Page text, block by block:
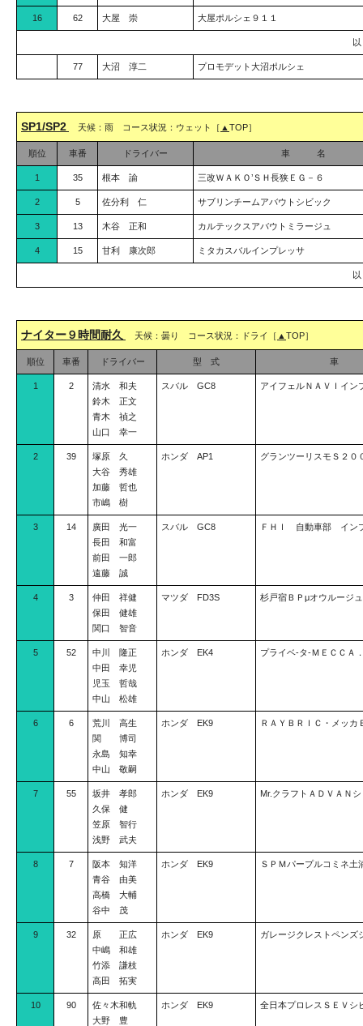
16 62 大屋 崇 大屋ポルシェ９１１
77 大沼 淳二 プロモデット大沼ポルシェ
SP1/SP2 天候：雨 コース状況：ウェット［ ▲ TOP］
順位 車番 ドライバー 車 名
1 35 根本 諭 三改ＷＡＫＯ’ＳＨ長狭ＥＧ－６
2 5 佐分利 仁 サブリンチームアバウトシビック
3 13 木谷 正和 カルテックスアバウトミラージュ
4 15 甘利 康次郎 ミタカスバルインプレッサ
ナイター９時間耐久 天候：曇り コース状況：ドライ［ ▲ TOP］
順位 車番 ドライバー 型 式 車
1 2
清水 和夫
鈴木 正文
青木 禎之
山口 幸一
スバル GC8 アイフェルＮＡＶＩイン
2 39
塚原 久
大谷 秀雄
加藤 哲也
市嶋 樹
ホンダ AP1 グランツーリスモＳ２０
3 14
廣田 光一
長田 和富
前田 一郎
遠藤 誠
スバル GC8 ＦＨＩ 自動車部 イン
4 3
仲田 祥健
保田 健雄
関口 智音
マツダ FD3S 杉戸宿ＢＰμオウルージ
5 52
中川 隆正
中田 幸児
児玉 哲哉
中山 松雄
ホンダ EK4 プライベ-タ-ＭＥＣＣＡ
6 6
荒川 高生
関 博司
永島 知幸
中山 敬嗣
ホンダ EK9 ＲＡＹＢＲＩＣ・メッカ
7 55
坂井 孝郎
久保 健
笠原 智行
浅野 武夫
ホンダ EK9 Mr.クラフトＡＤＶＡＮ
8 7
阪本 知洋
青谷 由美
高橋 大輔
谷中 茂
ホンダ EK9 ＳＰＭパープルコミネ土
9 32
原 正広
中嶋 和雄
竹添 謙枝
高田 拓実
ホンダ EK9 ガレージクレストペンズ
10 90
佐々木和軌
大野 豊
ホンダ EK9 全日本プロレスＳＥＶシ